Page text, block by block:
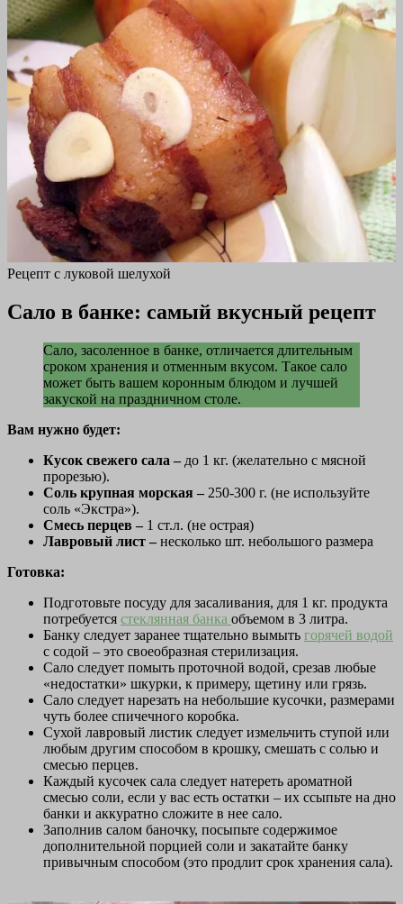
Рецепт с луковой шелухой
Сало в банке: самый вкусный рецепт
Сало, засоленное в банке, отличается длительным
сроком хранения и отменным вкусом. Такое сало
может быть вашем коронным блюдом и лучшей
закуской на праздничном столе.
Вам нужно будет:
Кусок свежего сала – до 1 кг. (желательно с мясной
прорезью).
Соль крупная морская – 250-300 г. (не используйте
соль «Экстра»).
Смесь перцев – 1 ст.л. (не острая)
Лавровый лист – несколько шт. небольшого размера
Готовка:
Подготовьте посуду для засаливания, для 1 кг. продукта
потребуется стеклянная банка объемом в 3 литра.
Банку следует заранее тщательно вымыть горячей водой
с содой – это своеобразная стерилизация.
Сало следует помыть проточной водой, срезав любые
«недостатки» шкурки, к примеру, щетину или грязь.
Сало следует нарезать на небольшие кусочки, размерами
чуть более спичечного коробка.
Сухой лавровый листик следует измельчить ступой или
любым другим способом в крошку, смешать с солью и
смесью перцев.
Каждый кусочек сала следует натереть ароматной
смесью соли, если у вас есть остатки – их ссыпьте на дно
банки и аккуратно сложите в нее сало.
Заполнив салом баночку, посыпьте содержимое
дополнительной порцией соли и закатайте банку
привычным способом (это продлит срок хранения сала).